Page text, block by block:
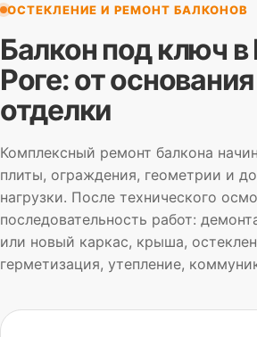
ОСТЕКЛЕНИЕ И РЕМОНТ БАЛКОНОВ
Балкон под ключ
Роге: от
отделки
Комплексный ремонт балкона
плиты, ограждения, геометрии и
нагрузки. После технического
последовательность работ:
или новый каркас, крыша,
герметизация, утепление,